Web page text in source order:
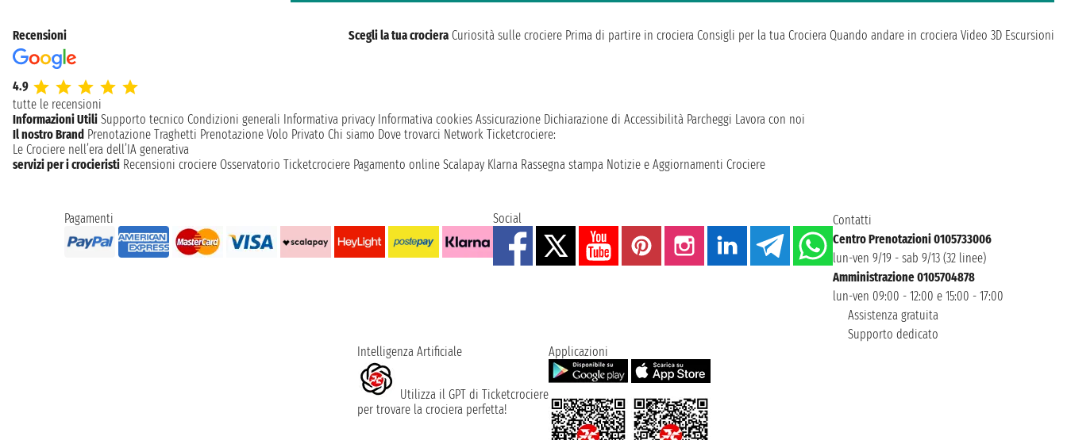
Recensioni
4.9
tutte le recensioni
Scegli la tua crociera Curiosità sulle crociere Prima di partire in crociera Consigli per la tua Crociera Quando andare in crociera Video 3D Escursioni
Informazioni Utili Supporto tecnico Condizioni generali Informativa privacy Informativa cookies Assicurazione Dichiarazione di Accessibilità Parcheggi Lavora con noi
Il nostro Brand Prenotazione Traghetti Prenotazione Volo Privato Chi siamo Dove trovarci Network Ticketcrociere:
Le Crociere nell’era dell’IA generativa
servizi per i crocieristi Recensioni crociere Osservatorio Ticketcrociere Pagamento online Scalapay Klarna Rassegna stampa Notizie e Aggiornamenti Crociere
Pagamenti Social
Contatti
Centro Prenotazioni 0105733006
lun-ven 9/19 - sab 9/13 (32 linee)
Amministrazione 0105704878
lun-ven 09:00 - 12:00 e 15:00 - 17:00
Assistenza gratuita
Supporto dedicato
Intelligenza Artificiale
Utilizza il GPT di Ticketcrociere
per trovare la crociera perfetta!
Applicazioni